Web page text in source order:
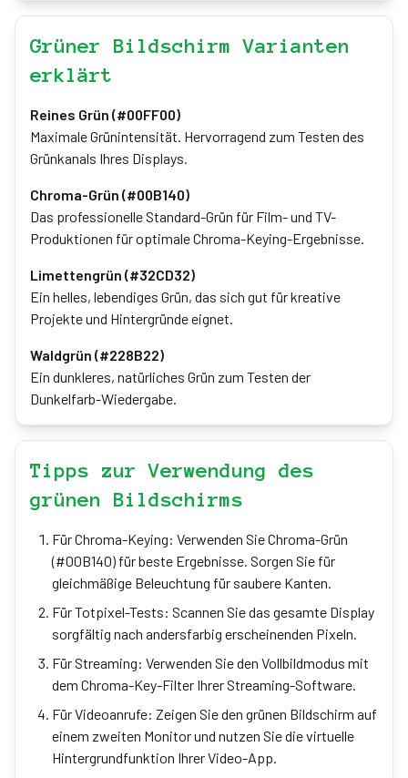
Grüner Bildschirm Varianten
erklärt
Reines Grün (#00FF00)
Maximale Grünintensität. Hervorragend zum Testen des
Grünkanals Ihres Displays.
Chroma-Grün (#00B140)
Das professionelle Standard-Grün für Film- und TV-
Produktionen für optimale Chroma-Keying-Ergebnisse.
Limettengrün (#32CD32)
Ein helles, lebendiges Grün, das sich gut für kreative
Projekte und Hintergründe eignet.
Waldgrün (#228B22)
Ein dunkleres, natürliches Grün zum Testen der
Dunkelfarb-Wiedergabe.
Tipps zur Verwendung des
grünen Bildschirms
Für Chroma-Keying: Verwenden Sie Chroma-Grün
(#00B140) für beste Ergebnisse. Sorgen Sie für
gleichmäßige Beleuchtung für saubere Kanten.
Für Totpixel-Tests: Scannen Sie das gesamte Display
sorgfältig nach andersfarbig erscheinenden Pixeln.
Für Streaming: Verwenden Sie den Vollbildmodus mit
dem Chroma-Key-Filter Ihrer Streaming-Software.
Für Videoanrufe: Zeigen Sie den grünen Bildschirm auf
einem zweiten Monitor und nutzen Sie die virtuelle
Hintergrundfunktion Ihrer Video-App.